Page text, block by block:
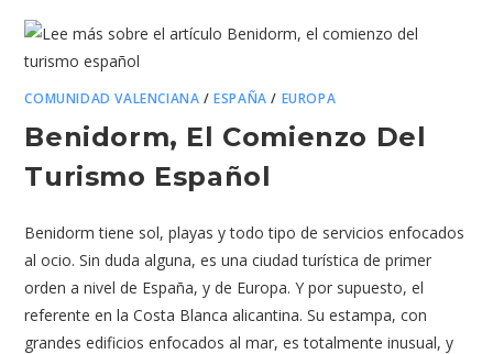
COMUNIDAD VALENCIANA /ESPAÑA / EUROPA
Benidorm, El Comienzo Del
Turismo Español
Benidorm tiene sol, playas y todo tipo de servicios enfocados
al ocio. Sin duda alguna, es una ciudad turística de primer
orden a nivel de España, y de Europa. Y por supuesto, el
referente en la Costa Blanca alicantina. Su estampa, con
grandes edificios enfocados al mar, es totalmente inusual, y